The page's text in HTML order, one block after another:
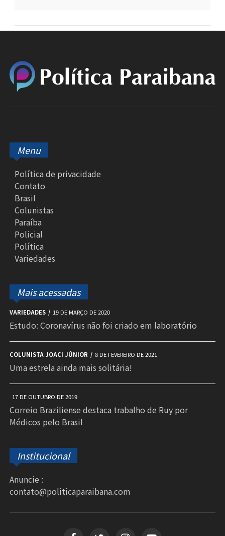
Menu
Política de privacidade
Contato
Brasil
Colunistas
Paraíba
Policial
Política
Variedades
Mais acessadas
VARIEDADES 19 DE MARÇO DE 2020
Estudo: Coronavírus não foi criado em laboratório
COLUNISTA JOACI JÚNIOR 8 DE FEVEREIRO DE 2021
Uma estrela ainda mais solitária!
17 DE OUTUBRO DE 2019
Correio Braziliense destaca trabalho de Ruy por
Médicos pelo Brasil
Institucional
Anuncie :
contato@politicaparaibana.com